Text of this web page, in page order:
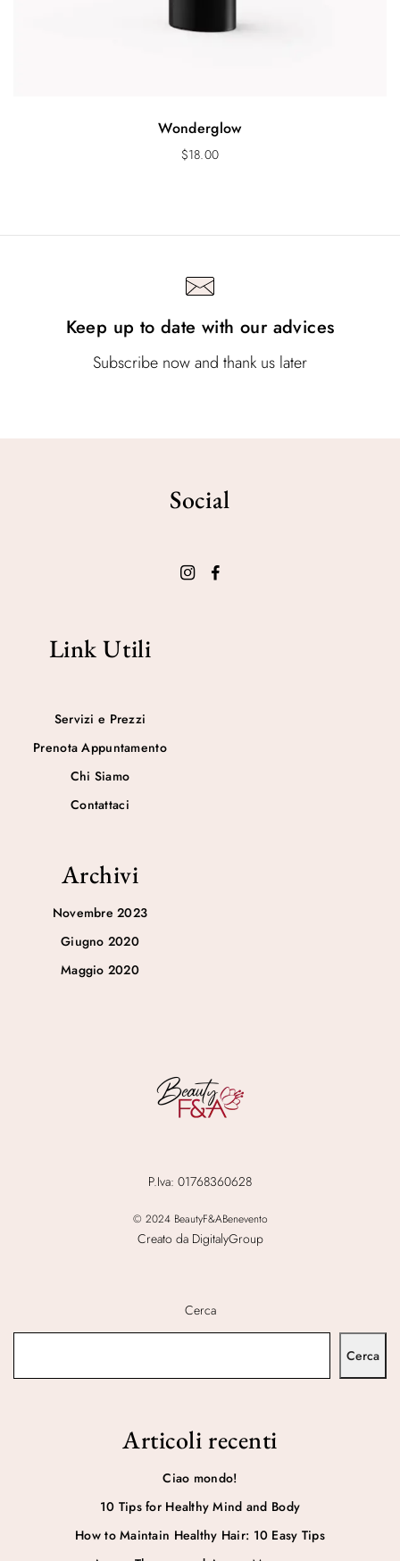
Wonderglow
$18.00
Keep up to date with our advices
Subscribe now and thank us later
P.Iva: 01768360628
© 2024 BeautyF&ABenevento
Creato da DigitalyGroup
Cerca
Cerca
Articoli recenti
Ciao mondo!
10 Tips for Healthy Mind and Body
How to Maintain Healthy Hair: 10 Easy Tips
Link Utili
Servizi e Prezzi
Prenota Appuntamento
Chi Siamo
Contattaci
Archivi
Novembre 2023
Giugno 2020
Maggio 2020
Social